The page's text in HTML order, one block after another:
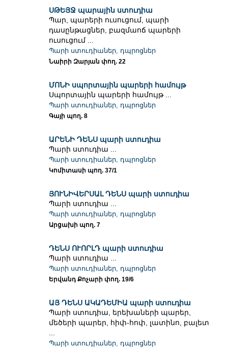
ՍԹԵՅՋ պարային ստուդիա
Պար, պարերի ուսուցում, պարի
դասընթացներ, բազմաոճ պարերի
ուսուցում ...
Պարի ստուդիաներ, դպրոցներ
Նաիրի Զարյան փող. 22
ՄՈՆԻ սպորտային պարերի համույթ
Սպորտային պարերի համույթ ...
Պարի ստուդիաներ, դպրոցներ
Գայի պող. 8
ԱՐԵՆԻ ԴԵՆՍ պարի ստուդիա
Պարի ստուդիա ...
Պարի ստուդիաներ, դպրոցներ
Կոմիտասի պող. 37/1
ՅՈՒՆԻՎԵՐՍԱԼ ԴԵՆՍ պարի ստուդիա
Պարի ստուդիա ...
Պարի ստուդիաներ, դպրոցներ
Արցախի պող. 7
ԴԵՆՍ ՈՒՈՐԼԴ պարի ստուդիա
Պարի ստուդիա ...
Պարի ստուդիաներ, դպրոցներ
Երվանդ Քոչարի փող. 19/6
ԱՅ ԴԵՆՍ ԱԿԱԴԵՄԻԱ պարի ստուդիա
Պարի ստուդիա, երեխաների պարեր,
մեծերի պարեր, հիփ-հոփ, լատինո, բալետ
Պարի ստուդիաներ, դպրոցներ